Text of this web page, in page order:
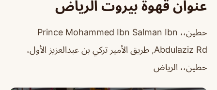
عنوان قهوة بيروت الرياض
حطين،، Prince Mohammed Ibn Salman Ibn
Abdulaziz Rd, طريق الأمير تركي بن عبدالعزيز الأول،
حطين،، الرياض